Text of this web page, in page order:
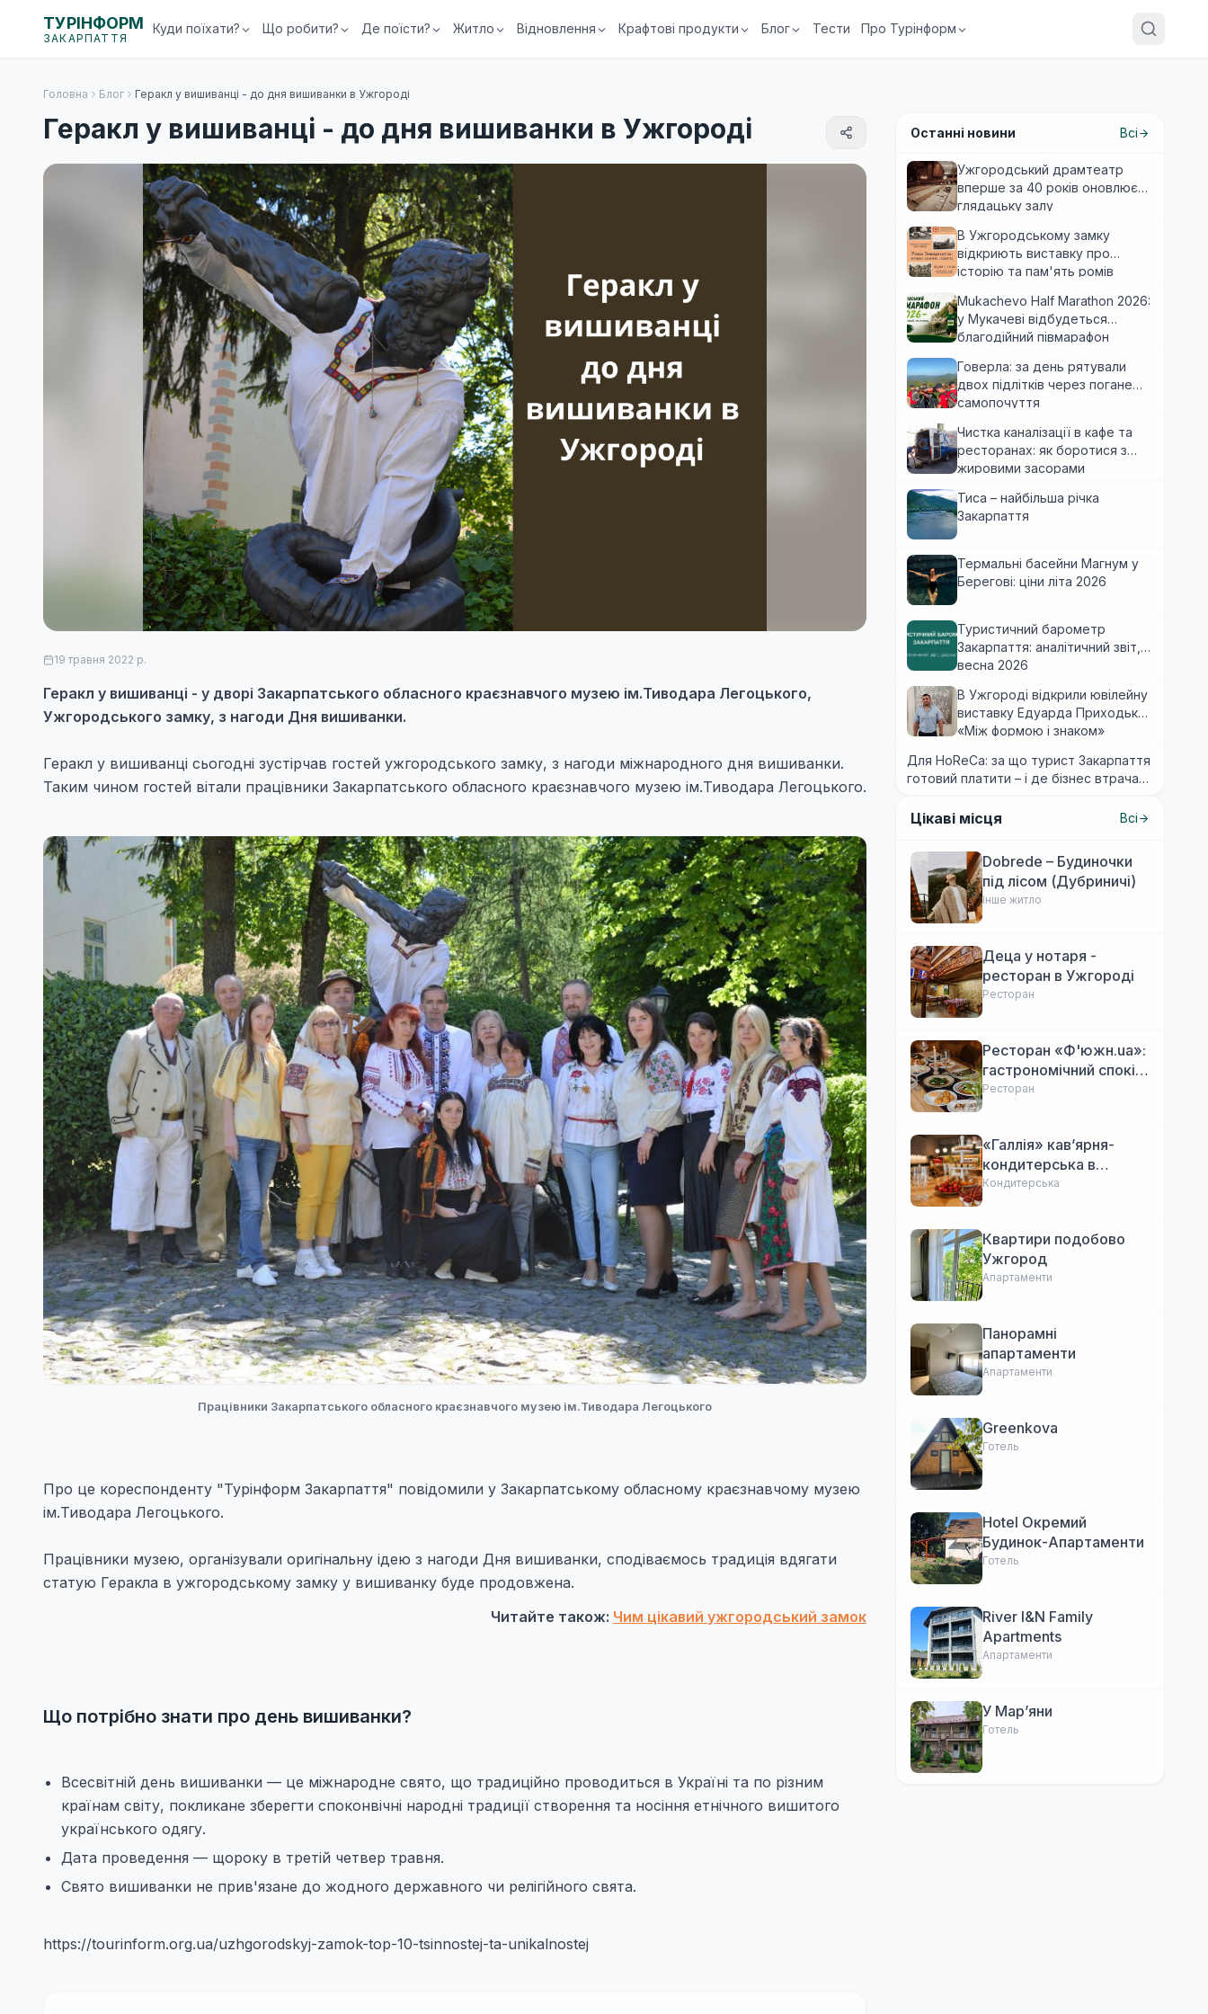
ТУРІНФОРМ
ЗАКАРПАТТЯ
Куди поїхати? Що робити? Де поїсти? Житло Відновлення Крафтові продукти Блог Тести Про Турінформ
Головна Блог Геракл у вишиванці - до дня вишиванки в Ужгороді
Геракл у вишиванці - до дня вишиванки в Ужгороді
19 травня 2022 р.
Геракл у вишиванці - у дворі Закарпатського обласного краєзнавчого музею ім.Тиводара Легоцького,
Ужгородського замку, з нагоди Дня вишиванки.
Геракл у вишиванці сьогодні зустірчав гостей ужгородського замку, з нагоди міжнародного дня вишиванки.
Таким чином гостей вітали працівники Закарпатського обласного краєзнавчого музею ім.Тиводара Легоцького.
Працівники Закарпатського обласного краєзнавчого музею ім.Тиводара Легоцького
Про це кореспонденту "Турінформ Закарпаття" повідомили у Закарпатському обласному краєзнавчому музею
ім.Тиводара Легоцького.
Працівники музею, організували оригінальну ідею з нагоди Дня вишиванки, сподіваємось традиція вдягати
статую Геракла в ужгородському замку у вишиванку буде продовжена.
Читайте також: Чим цікавий ужгородський замок
Що потрібно знати про день вишиванки?
Всесвітній день вишиванки — це міжнародне свято, що традиційно проводиться в Україні та по різним
країнам світу, покликане зберегти споконвічні народні традиції створення та носіння етнічного вишитого
українського одягу.
Дата проведення — щороку в третій четвер травня.
Свято вишиванки не прив'язане до жодного державного чи релігійного свята.
https://tourinform.org.ua/uzhgorodskyj-zamok-top-10-tsinnostej-ta-unikalnostej
Останні новини Всі
Ужгородський драмтеатр
вперше за 40 років оновлює
глядацьку залу
В Ужгородському замку
відкриють виставку про
історію та пам'ять ромів
Mukachevo Half Marathon 2026:
у Мукачеві відбудеться
благодійний півмарафон
Говерла: за день рятували
двох підлітків через погане
самопочуття
Чистка каналізації в кафе та
ресторанах: як боротися з
жировими засорами
Тиса – найбільша річка
Закарпаття
Термальні басейни Магнум у
Берегові: ціни літа 2026
Туристичний барометр
Закарпаття: аналітичний звіт,
весна 2026
В Ужгороді відкрили ювілейну
виставку Едуарда Приходька
«Між формою і знаком»
Для HoReCa: за що турист Закарпаття
готовий платити – і де бізнес втрачає
Цікаві місця Всі
Dobrede – Будиночки
під лісом (Дубриничі)
Інше житло
Деца у нотаря -
ресторан в Ужгороді
Ресторан
Ресторан «Ф'южн.ua»:
гастрономічний спокій
Ужгорода. Авторська
Ресторан
«Галлія» кав’ярня-
кондитерська в
Ужгороді
Кондитерська
Квартири подобово
Ужгород
Апартаменти
Панорамні
апартаменти
Апартаменти
Greenkova
Готель
Hotel Окремий
Будинок-Апартаменти
Готель
River I&N Family
Apartments
Апартаменти
У Марʼяни
Готель